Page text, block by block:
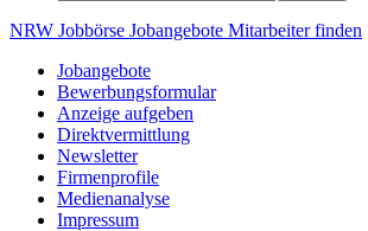
Zum
springen
NRW Jobbörse Jobangebote Mitarbeiterfinden
Jobangebote
Bewerbungsformular
Anzeige aufgeben
Direktvermittlung
Newsletter
Firmenprofile
Medienanalyse
Impressum